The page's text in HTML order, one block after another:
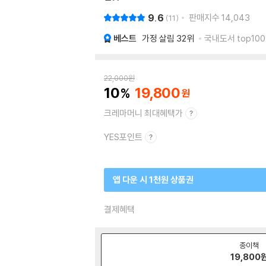
9.6 11 판매지수 14,043
베스트 가정 살림 32위 국내도서 top100
22,000원
10 19,800
크레마머니 최대혜택가
YES포인트
앱 다운 시 1천원 상품권
결제혜택
종이책
19,800